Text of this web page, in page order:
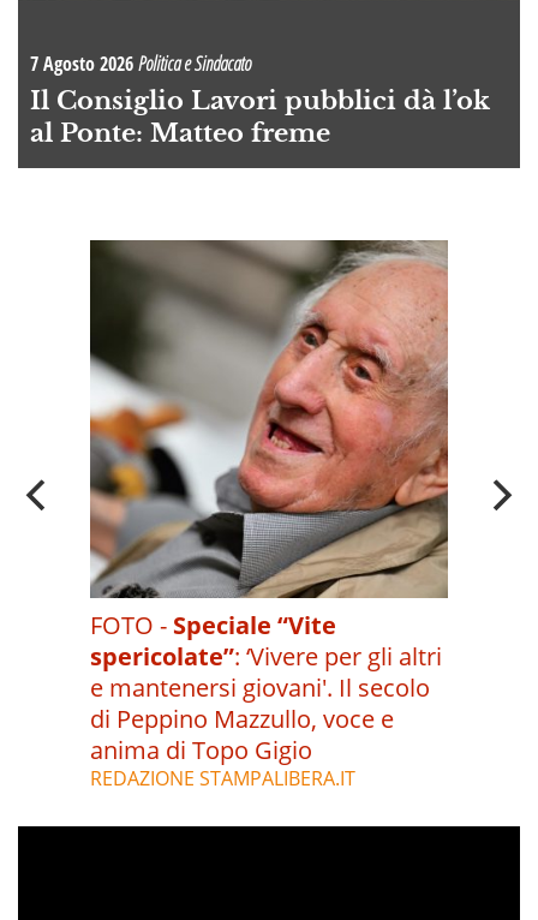
7 Agosto 2026Politica e Sindacato
Il Consiglio Lavori pubblici dà l’ok
al Ponte: Matteo freme
FOTO - Speciale “Vite
spericolate”: ‘Vivere per gli altri
e mantenersi giovani'. Il secolo
di Peppino Mazzullo, voce e
anima di Topo Gigio
REDAZIONE STAMPALIBERA.IT